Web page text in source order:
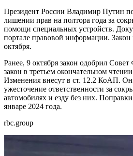
Президент России Владимир Путин
лишении прав на полтора года за
помощи специальных устройств.
портале правовой информации. Закон
октября.
Ранее, 9 октября закон одобрил
закон в третьем окончательном
Изменения внесут в ст. 12.2 КоАП.
ужесточение ответственности за
автомобилях и езду без них.
январе 2024 года.
rbc.group